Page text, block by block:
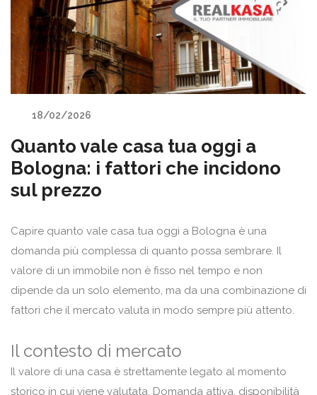
18/02/2026
Quanto vale casa tua oggi a
Bologna: i fattori che incidono
sul prezzo
Capire quanto vale casa tua oggi a Bologna è una
domanda più complessa di quanto possa sembrare. Il
valore di un immobile non è fisso nel tempo e non
dipende da un solo elemento, ma da una combinazione di
fattori che il mercato valuta in modo sempre più attento.
Il contesto di mercato
Il valore di una casa è strettamente legato al momento
storico in cui viene valutata. Domanda attiva, disponibilità